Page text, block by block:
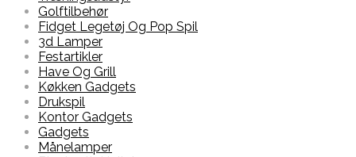
Golftilbehør
Fidget Legetøj Og Pop Spil
3d Lamper
Festartikler
Have Og Grill
Køkken Gadgets
Drukspil
Kontor Gadgets
Gadgets
Månelamper